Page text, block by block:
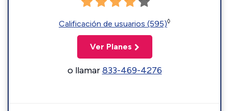
Calificación de usuarios (595)◊
Ver Planes
o llamar833-469-4276